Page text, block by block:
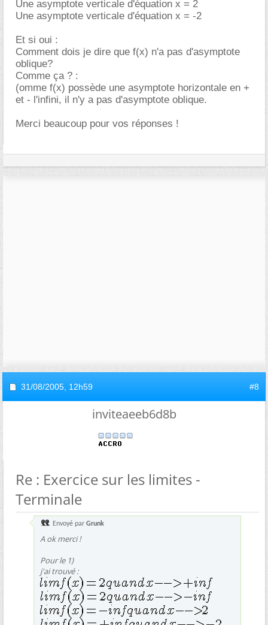
Une asymptote verticale d'équation x = 2
Une asymptote verticale d'équation x = -2
Et si oui :
Comment dois je dire que f(x) n'a pas d'asymptote
oblique?
Comme ça ? :
(omme f(x) possède une asymptote horizontale en +
et - l'infini, il n'y a pas d'asymptote oblique.
Merci beaucoup pour vos réponses !
31/08/2005, 12h59 #8
inviteaeeb6d8b
Re : Exercice sur les limites -
Terminale
Envoyé par Grunk
A ok merci !
Pour le 1)
j'ai trouvé :